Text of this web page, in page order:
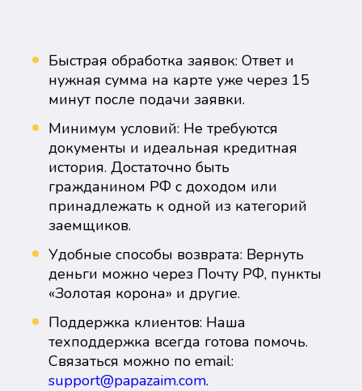
Быстрая обработка заявок: Ответ и
нужная сумма на карте уже через 15
минут после подачи заявки.
Минимум условий: Не требуются
документы и идеальная кредитная
история. Достаточно быть
гражданином РФ с доходом или
принадлежать к одной из категорий
заемщиков.
Удобные способы возврата: Вернуть
деньги можно через Почту РФ, пункты
«Золотая корона» и другие.
Поддержка клиентов: Наша
техподдержка всегда готова помочь.
Связаться можно по email:
support@papazaim.com.